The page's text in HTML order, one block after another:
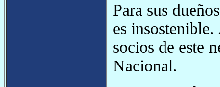
Para sus
es
socios de este
Nacional.